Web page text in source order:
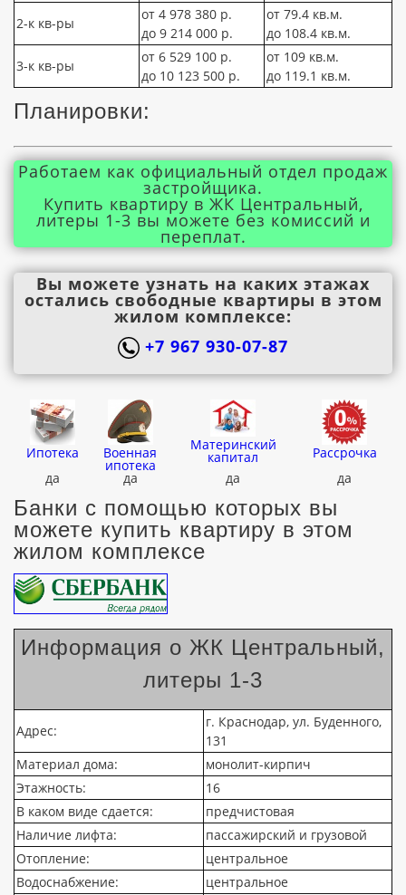
2-к кв-ры
от 4 978 380 р.
до 9 214 000 р.
от 79.4 кв.м.
до 108.4 кв.м.
3-к кв-ры
от 6 529 100 р.
до 10 123 500 р.
от 109 кв.м.
до 119.1 кв.м.
Планировки:
Работаем как официальный отдел продаж
застройщика.
Купить квартиру в ЖК Центральный,
литеры 1-3 вы можете без комиссий и
переплат.
Вы можете узнать на каких этажах
остались свободные квартиры в этом
жилом комплексе:
+7 967 930-07-87
Ипотека Военная
ипотека
Материнский
капитал
Рассрочка
да
да да да
Банки с помощью которых вы
можете купить квартиру в этом
жилом комплексе
Информация о ЖК Центральный,
литеры 1-3
Адрес:
г. Краснодар, ул. Буденного,
131
Материал дома:
монолит-кирпич
Этажность:
16
В каком виде сдается:
предчистовая
Наличие лифта:
пассажирский и грузовой
Отопление:
центральное
Водоснабжение:
центральное